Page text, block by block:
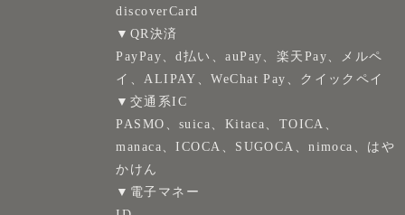
discoverCard
▼QR決済
PayPay、d払い、auPay、楽天Pay、メルペ
イ、ALIPAY、WeChat Pay、クイックペイ
▼交通系IC
PASMO、suica、Kitaca、TOICA、
manaca、ICOCA、SUGOCA、nimoca、はや
かけん
▼電子マネー